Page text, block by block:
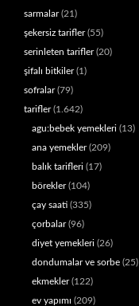
sarmalar(21)
şekersiz tarifler(55)
serinleten tarifler(20)
şifalı bitkiler(1)
sofralar(79)
tarifler(1.642)
agu:bebek yemekleri (13)
ana yemekler(209)
balık tarifleri (17)
börekler(104)
çay saati (335)
çorbalar(96)
diyet yemekleri (26)
dondumalar ve sorbe (25)
ekmekler(122)
ev yapımı (209)